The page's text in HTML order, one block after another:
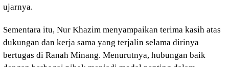
ujarnya.
Sementara itu, Nur Khazim menyampaikan terima kasih atas
dukungan dan kerja sama yang terjalin selama dirinya
bertugas di Ranah Minang. Menurutnya, hubungan baik